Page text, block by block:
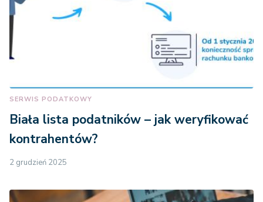
SERWIS PODATKOWY
Biała lista podatników – jak weryfikować
kontrahentów?
2 grudzień 2025